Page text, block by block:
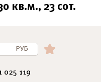
кв.м., 23 сот.
РУБ
025 119